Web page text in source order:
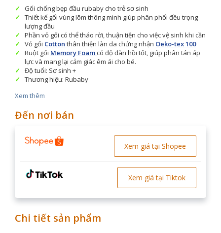
Gối chống bẹp đầu rubaby cho trẻ sơ sinh
Thiết kế gối vùng lõm thông minh giúp phân phối đều trọng
lượng đầu
Phần vỏ gối có thể tháo rời, thuận tiện cho việc vệ sinh khi cần
Vỏ gối Cotton thân thiện làn da chứng nhận Oeko-tex 100
Ruột gối Memory Foamcó độ đàn hồi tốt, giúp phân tán áp
lực và mang lại cảm giác êm ái cho bé.
Độ tuổi: Sơ sinh +
Thương hiệu: Rubaby
Xem thêm
Đến nơi bán
Xem giá tại Shopee
Xem giá tại Tiktok
Chi tiết sản phẩm